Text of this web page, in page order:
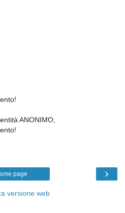
ANONIMO,
›
page
versione web